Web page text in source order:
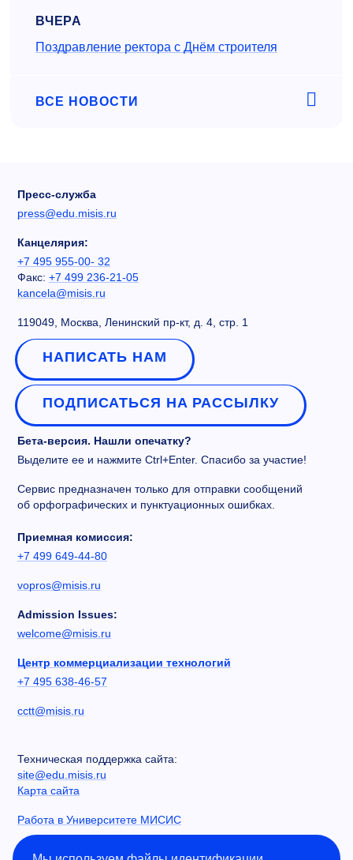
ВЧЕРА
Поздравление ректора с Днём строителя
ВСЕ НОВОСТИ
Пресс-служба
press@edu.misis.ru
Канцелярия:
+7 495 955-00- 32
Факс: +7 499 236-21-05
kancela@misis.ru
119049, Москва, Ленинский пр-кт, д. 4, стр. 1
НАПИСАТЬ НАМ
ПОДПИСАТЬСЯ НА РАССЫЛКУ
Бета-версия. Нашли опечатку?
Выделите ее и нажмите Ctrl+Enter. Спасибо за участие!
Сервис предназначен только для отправки сообщений
об орфографических и пунктуационных ошибках.
Приемная комиссия:
+7 499 649-44-80
vopros@misis.ru
Admission Issues:
welcome@misis.ru
Центр коммерциализации технологий
+7 495 638-46-57
cctt@misis.ru
Техническая поддержка сайта:
site@edu.misis.ru
Карта сайта
Работа в Университете МИСИС
Сведения об образовательной организации